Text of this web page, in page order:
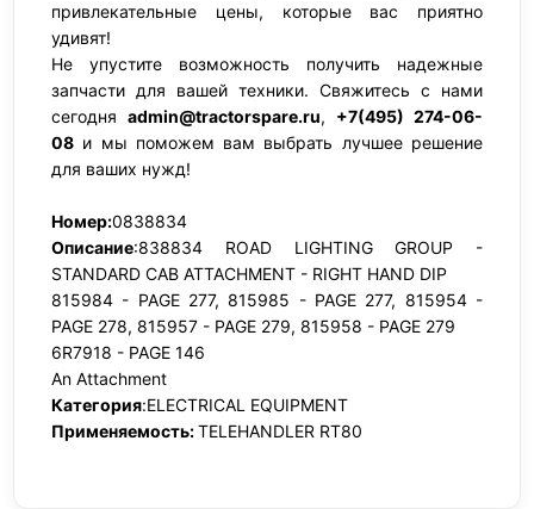
привлекательные цены, которые вас приятно
удивят!
Не упустите возможность получить надежные
запчасти для вашей техники. Свяжитесь с нами
сегодня admin@tractorspare.ru, +7(495) 274-06-
08 и мы поможем вам выбрать лучшее решение
для ваших нужд!
Номер:0838834
Описание:838834 ROAD LIGHTING GROUP -
STANDARD CAB ATTACHMENT - RIGHT HAND DIP
815984 - PAGE 277, 815985 - PAGE 277, 815954 -
PAGE 278, 815957 - PAGE 279, 815958 - PAGE 279
6R7918 - PAGE 146
An Attachment
Категория:ELECTRICAL EQUIPMENT
Применяемость:TELEHANDLER RT80